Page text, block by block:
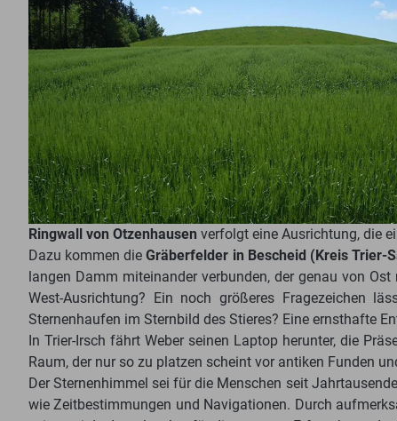
Ringwall von Otzenhausen verfolgt eine Ausrichtung, die
Dazu kommen dieGräberfelder in Bescheid (Kreis Trier-
langen Damm miteinander verbunden, der genau von
West-Ausrichtung? Ein noch größeres Fragezeichen
Sternenhaufen im Sternbild des Stieres? Eine ernsthafte
In Trier-Irsch fährt Weber seinen Laptop herunter, die
Raum, der nur so zu platzen scheint vor antiken Funden
Der Sternenhimmel sei für die Menschen seit
wie Zeitbestimmungen und Navigationen. Durch